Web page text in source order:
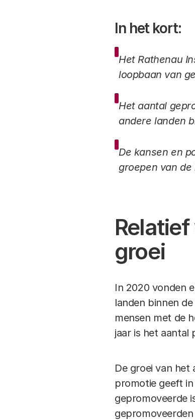
In het kort:
Het Rathenau
loopbaan van
Het aantal
andere landen
De kansen en
groepen van de
groei
In 2020 vonden
landen binnen
mensen met de
jaar is het aantal
De groei van het
promotie geeft
gepromoveerde